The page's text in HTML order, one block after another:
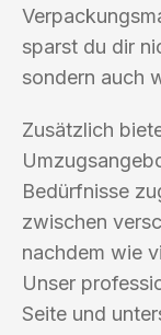
sparst du dir
sondern auch
Zusätzlich
Bedürfnisse
zwischen
nachdem wie
Unser
Seite und